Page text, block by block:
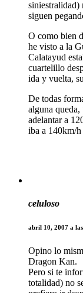
siniestralidad)
siguen
O como bien
he visto a la
Calatayud
cuartelillo
ida y vuelta,
De todas
alguna
adelantar a
iba a 140km/
celuloso
abril 10, 2007 a
Opino lo
Dragon Kan.
Pero si te
totalidad) no